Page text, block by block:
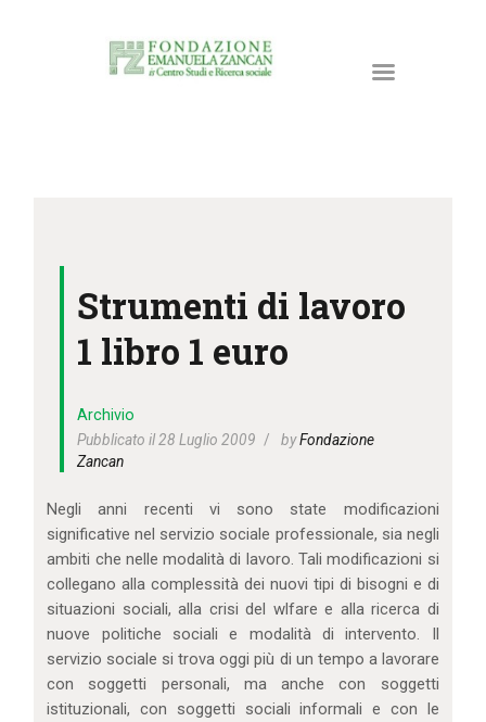
ATTIVITÀ E PROGETTI
RISORSE
DONA ORA
CONTATTI
CARRELLO
Strumenti di lavoro
1 libro 1 euro
Archivio
Pubblicato il 28 Luglio 2009
byFondazione
Zancan
Negli anni recenti vi sono state modificazioni
significative nel servizio sociale professionale, sia negli
ambiti che nelle modalità di lavoro. Tali modificazioni si
collegano alla complessità dei nuovi tipi di bisogni e di
situazioni sociali, alla crisi del wlfare e alla ricerca di
nuove politiche sociali e modalità di intervento. Il
servizio sociale si trova oggi più di un tempo a lavorare
con soggetti personali, ma anche con soggetti
istituzionali, con soggetti sociali informali e con le